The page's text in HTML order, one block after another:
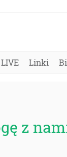
LIVE Linki
z